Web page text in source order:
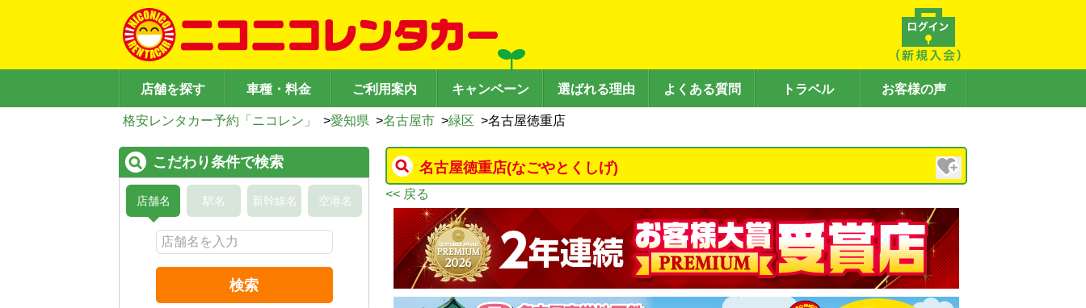
店舗を探す 車種・料金 ご利用案内 キャンペーン 選ばれる理由 よくある質問 トラベル お客様の声
格安レンタカー予約「ニコレン」 >愛知県 >名古屋市 >緑区 >名古屋徳重店
名古屋徳重店(なごやとくしげ)
<< 戻る
こだわり条件で検索
店舗名 駅名 新幹線名 空港名
検索